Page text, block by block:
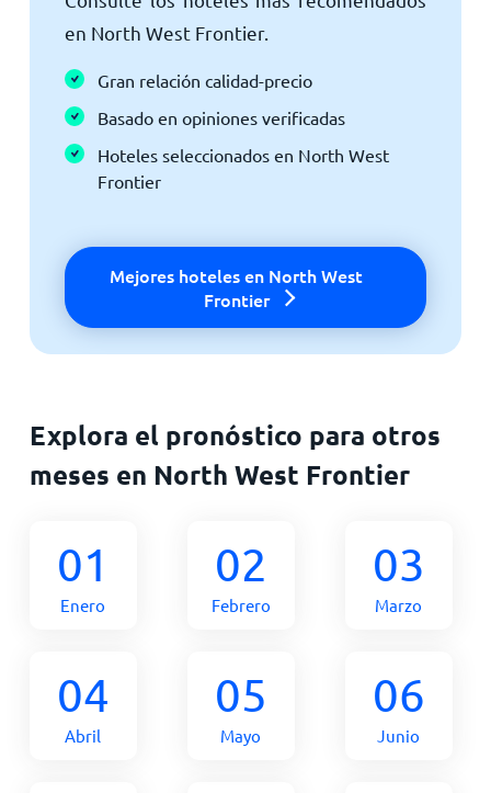
en North West Frontier.
Gran relación calidad-precio
Basado en opiniones verificadas
Hoteles seleccionados en North West
Frontier
Mejores hoteles en North West
Frontier
Explora el pronóstico para otros
meses en North West Frontier
01
Enero
02
Febrero
03
Marzo
04
Abril
05
Mayo
06
Junio